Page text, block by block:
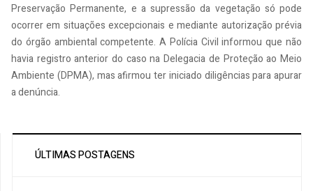
Preservação Permanente, e a supressão da vegetação só pode
ocorrer em situações excepcionais e mediante autorização prévia
do órgão ambiental competente. A Polícia Civil informou que não
havia registro anterior do caso na Delegacia de Proteção ao Meio
Ambiente (DPMA), mas afirmou ter iniciado diligências para apurar
a denúncia.
ÚLTIMAS POSTAGENS